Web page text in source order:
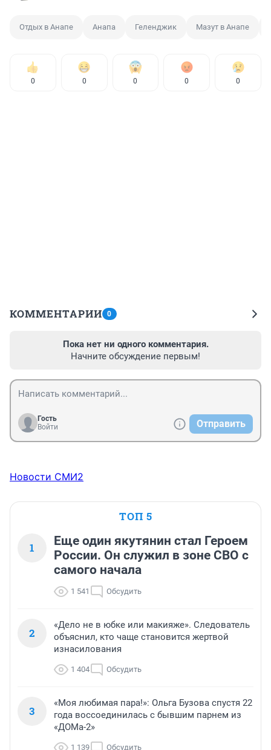
Отдых в Анапе Анапа Геленджик Мазут в Анапе
0 0 0 0 0
КОММЕНТАРИИ 0
Пока нет ни одного комментария.
Начните обсуждение первым!
Гость
Войти
Отправить
Новости СМИ2
ТОП 5
1
Еще один якутянин стал Героем
России. Он служил в зоне СВО с
самого начала
1 541 Обсудить
2
«Дело не в юбке или макияже». Следователь
объяснил, кто чаще становится жертвой
изнасилования
1 404 Обсудить
3
«Моя любимая пара!»: Ольга Бузова спустя 22
года воссоединилась с бывшим парнем из
«ДОМа-2»
1 139 Обсудить